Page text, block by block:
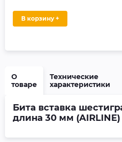
В корзину +
О
товаре
Технические
характеристики
Бита вставка
длина 30 мм (AIRLINE)